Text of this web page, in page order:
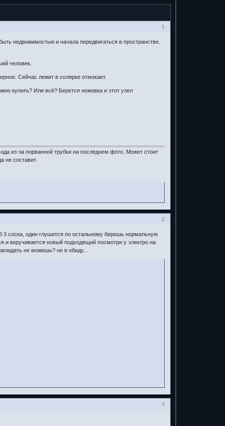
1
недвижимостью и начала передвигаться в пространстве.
человек.
Сейчас лежит в солярке отмокает.
купить? Или всё? Берется ножовка и этот узел
из-за порванной трубки на последнем фото. Может стоит
не составит.
2
3 соска, один глушится по остальному берешь нормальную
и вкручивается новый подходящий посмотри у электро на
не можешь? не в обиду...
3